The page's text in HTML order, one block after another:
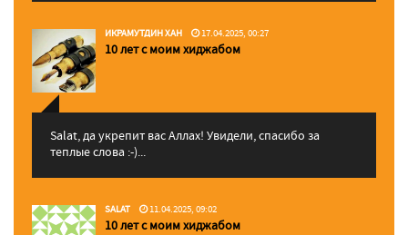
ИКРАМУТДИН ХАН 17.04.2025, 00:27
10 лет с моим хиджабом
Salat, да укрепит вас Аллаx! Увидели, спасибо за
теплые слова :-)...
SALAT 11.04.2025, 09:02
10 лет с моим хиджабом